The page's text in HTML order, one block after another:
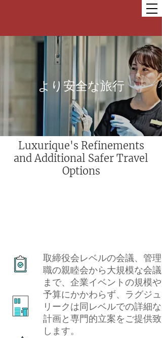
より安全な旅行
Luxurique's Refinements
and Additional Safer Travel
Options
取締役会レベルの会議、管理
職の親睦会から大規模な会議
まで、企業イベントの規模や
予算にかかわらず、ラグジュ
リークは同レベルでの詳細な
計画と専門的立案をご提供致
します。